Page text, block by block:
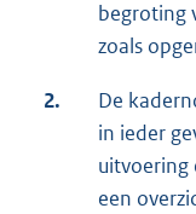
begroting
zoals
2.
De
in ieder
uitvoering
een